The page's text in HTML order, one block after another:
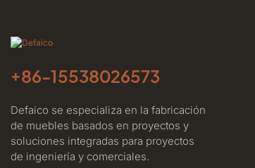
+86-15538026573
Defaico se especializa en la fabricación
de muebles basados ​​en proyectos y
soluciones integradas para proyectos
de ingeniería y comerciales.